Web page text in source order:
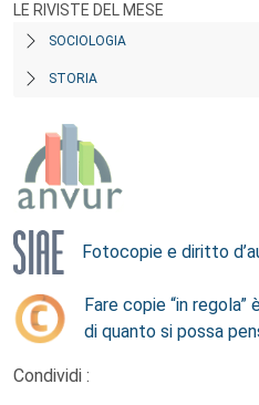
LE RIVISTE DEL MESE
SOCIOLOGIA
STORIA
Fotocopie e diritto
Fare copie “in regola”
di quanto si possa
Condividi :